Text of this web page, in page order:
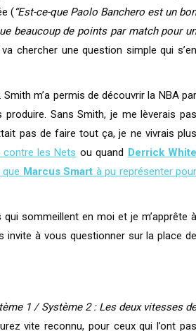
(“Est-ce-que Paolo Banchero est un
beaucoup de points par match pour
chercher une question simple qui s’en
m’a permis de découvrir la NBA par
Sans Smith, je me lèverais pas
pas de faire tout ça, je ne vivrais plus
contre les Nets ou quand Derrick White
que Marcus Smart à pu représenter pour
sommeillent en moi et je m’apprête à
invite à vous questionner sur la place de
1 / Système 2 : Les deux vitesses
vite reconnu, pour ceux qui l’ont pas